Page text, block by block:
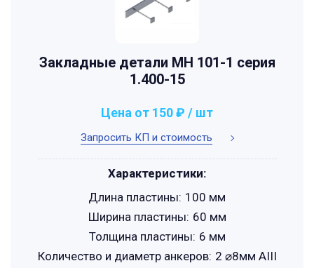
Закладные детали МН 101-1 серия
1.400-15
Запросить КП и стоимость
Цена от 150 ₽ / шт
Характеристики:
Длина пластины: 100 мм
Ширина пластины: 60 мм
Толщина пластины: 6 мм
Количество и диаметр анкеров: 2 ⌀8мм АIII